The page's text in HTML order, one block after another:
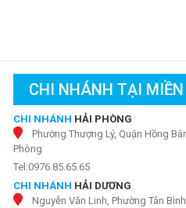
CHI NHÁNH TẠI MIỀN
CHI NHÁNH HẢI PHÒNG
Phường Thượng Lý, Quận Hồng
Phòng
Tel:0976.85.65.65
CHI NHÁNH HẢI DƯƠNG
Nguyễn Văn Linh, Phường Tân